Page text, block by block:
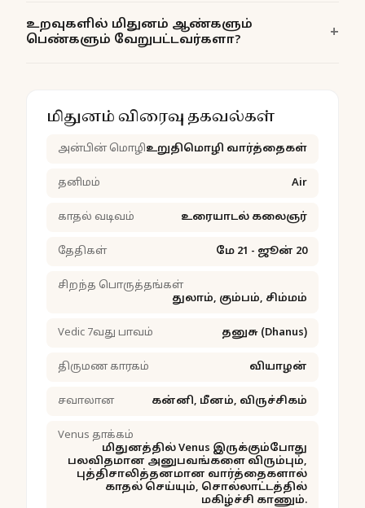
உறவுகளில் மிதுனம் ஆண்களும்
பெண்களும் வேறுபட்டவர்களா?
மிதுனம் விரைவு தகவல்கள்
அன்பின் மொழிஉறுதிமொழி வார்த்தைகள்
தனிமம் Air
காதல் வடிவம் உரையாடல் கலைஞர்
தேதிகள் மே 21 - ஜூன் 20
சிறந்த பொருத்தங்கள்
துலாம், கும்பம், சிம்மம்
Vedic 7வது பாவம் தனுசு (Dhanus)
திருமண காரகம் வியாழன்
சவாலான கன்னி, மீனம், விருச்சிகம்
Venus தாக்கம்
மிதுனத்தில் Venus இருக்கும்போது
பலவிதமான அனுபவங்களை விரும்பும்,
புத்திசாலித்தனமான வார்த்தைகளால்
காதல் செய்யும், சொல்லாட்டத்தில்
மகிழ்ச்சி காணும்.